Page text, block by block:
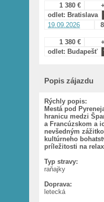
1 380 €
odlet: Bratislava
19.09.2026
1 380 €
odlet: Budapešť
Popis zájazdu
Rýchly popis:
Mestá pod
hranicu medzi
a Francúzskom a
nevšedným
kultúrneho
príležitosti na
Typ stravy:
raňajky
Doprava:
letecká